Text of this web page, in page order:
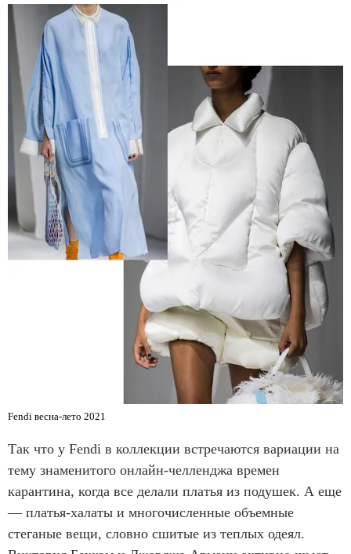
Fendi весна-лето 2021
Так что у Fendi в коллекции встречаются вариации на
тему знаменитого онлайн-челленджа времен
карантина, когда все делали платья из подушек. А еще
— платья-халаты и многочисленные объемные
стеганые вещи, словно сшитые из теплых одеял.